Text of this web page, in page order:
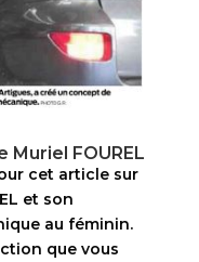
FOUREL
cet article sur
et son
au féminin.
que vous